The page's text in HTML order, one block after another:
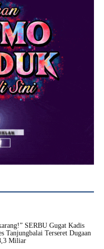
SERBU Gugat Kadis
Tanjungbalai Terseret Dugaan
Miliar